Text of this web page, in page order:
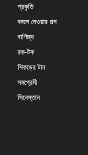
প্রকৃতি
বদলে দেওয়ার গল্প
বাণিজ্য
রক-টক
শিকড়ের টান
সমপ্রেমী
সিনেস্তান